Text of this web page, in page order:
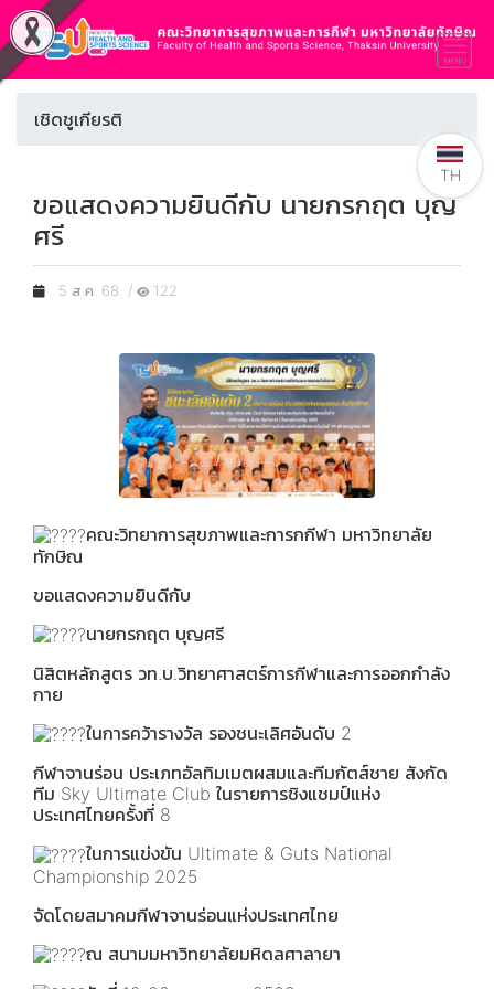
เชิดชูเกียรติ
ขอแสดงความยินดีกับ นายกรกฤต บุญ
ศรี
5 ส.ค. 68 / 122
คณะวิทยาการสุขภาพและการกกีฬา มหาวิทยาลัย
ทักษิณ
ขอแสดงความยินดีกับ
นายกรกฤต บุญศรี
นิสิตหลักสูตร วท.บ.วิทยาศาสตร์การกีฬาและการออกกำลัง
กาย
ในการคว้ารางวัล รองชนะเลิศอันดับ 2
กีฬาจานร่อน ประเภทอัลทิมเมตผสมและทีมกัตส์ชาย สังกัด
ทีม Sky Ultimate Club ในรายการชิงแชมป์แห่ง
ประเทศไทยครั้งที่ 8
ในการแข่งขัน Ultimate & Guts National
Championship 2025
จัดโดยสมาคมกีฬาจานร่อนแห่งประเทศไทย
ณ สนามมหาวิทยาลัยมหิดลศาลายา
TH